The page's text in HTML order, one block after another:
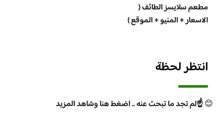
مطعم سلايسز الطائف (
الاسعار + المنيو + الموقع )
انتظر لحظة
😊☝️لم تجد ما تبحث عنه .. اضغط هنا وشاهد المزيد